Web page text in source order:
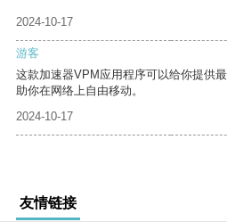
2024-10-17
游客
这款加速器VPM应用程序可以给你提供
助你在网络上自由移动。
2024-10-17
友情链接